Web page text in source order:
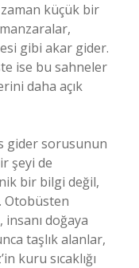
küçük bir
gibi akar gider.
ise bu sahneler
daha açık
gider sorusunun
şeyi de
bir bilgi değil,
Otobüsten
doğaya
taşlık alanlar,
kuru sıcaklığı